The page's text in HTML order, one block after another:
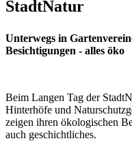
StadtNatur
Unterwegs in
Besichtigungen - alles öko
Beim Langen Tag der
Hinterhöfe und
zeigen ihren ökologischen
auch geschichtliches.